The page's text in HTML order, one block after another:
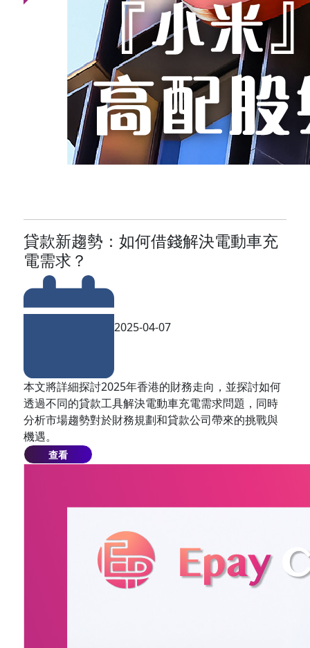
貸款新趨勢：如何借錢解決電動車充
電需求？
2025-04-07
本文將詳細探討2025年香港的財務走向，並探討如何
透過不同的貸款工具解決電動車充電需求問題，同時
分析市場趨勢對於財務規劃和貸款公司帶來的挑戰與
機遇。
查看